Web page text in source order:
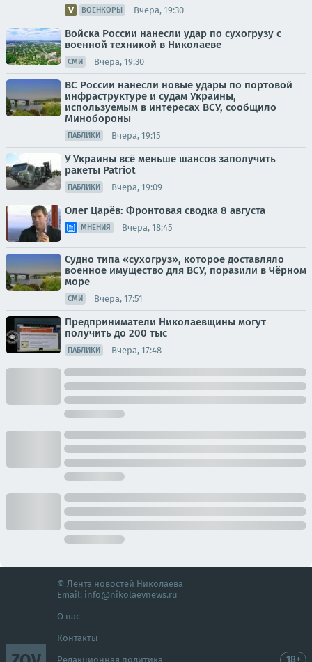
ВОЕНКОРЫ Вчера, 19:30
Войска России нанесли удар по сухогрузу с
военной техникой в Николаеве
СМИ Вчера, 19:30
ВС России нанесли новые удары по портовой
инфраструктуре и судам Украины,
используемым в интересах ВСУ, сообщило
Минобороны
ПАБЛИКИ Вчера, 19:15
У Украины всё меньше шансов заполучить
ракеты Patriot
ПАБЛИКИ Вчера, 19:09
Олег Царёв: Фронтовая сводка 8 августа
МНЕНИЯ Вчера, 18:45
Судно типа «сухогруз», которое доставляло
военное имущество для ВСУ, поразили в Чёрном
море
СМИ Вчера, 17:51
Предприниматели Николаевщины могут
получить до 200 тыс
ПАБЛИКИ Вчера, 17:48
© Лента новостей Николаева
Email: info@nikolaevnews.ru
О нас
Контакты
Редакционная политика 18+